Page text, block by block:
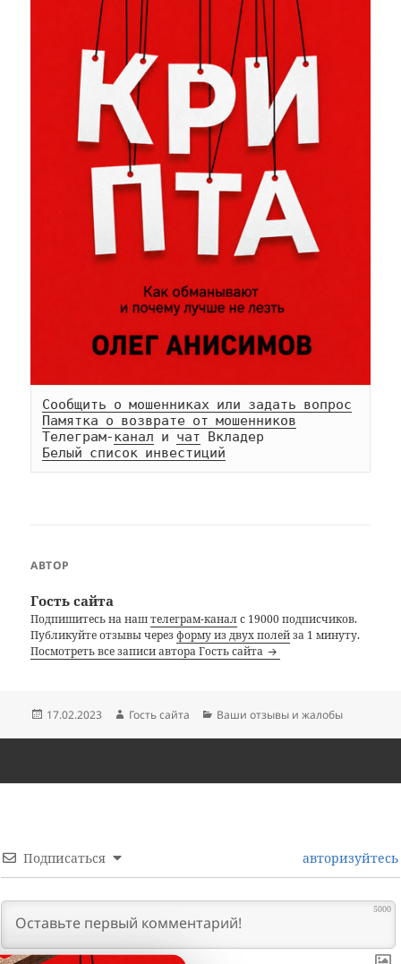
Сообщить о мошенниках или задать вопрос
Памятка о возврате от мошенников
Телеграм-канал и чат
Белый список инвестиций
АВТОР
Гость сайта
Подпишитесь на наштелеграм-каналс 19000 подписчиков.
Публикуйте отзывы черезформу из двух полейза 1 минуту.
Посмотреть все записи автора Гость сайта
Опубликовано
17.02.2023 Автор
Гость сайта Рубрики
Ваши отзывы и жалобы
Подписаться авторизуйтесь
5000